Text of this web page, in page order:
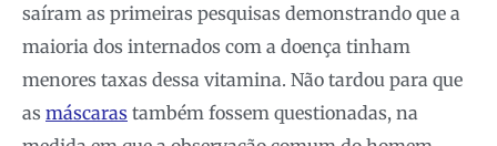
saíram as primeiras pesquisas demonstrando que a
maioria dos internados com a doença tinham
menores taxas dessa vitamina. Não tardou para que
as máscaras também fossem questionadas, na